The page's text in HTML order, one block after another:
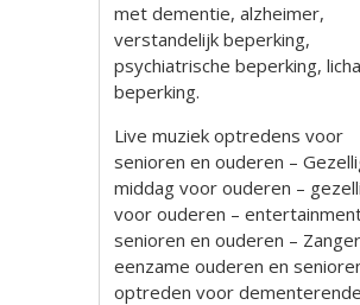
met dementie, alzheimer,
verstandelijk beperking,
psychiatrische beperking,
beperking.
Live muziek optredens voor
senioren en ouderen –
middag voor ouderen –
voor ouderen –
senioren en ouderen – Zanger
eenzame ouderen en
optreden voor dementerende